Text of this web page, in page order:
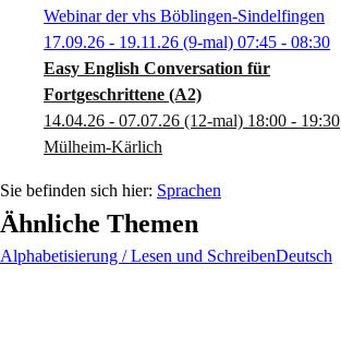
Easy English Conversation für
Fortgeschrittene (A2)
14.04.26 - 07.07.26 (12-mal) 18:00 - 19:30
Mülheim-Kärlich
Webinar der vhs Böblingen-Sindelfingen
17.09.26 - 19.11.26 (9-mal) 07:45 - 08:30
Sprachen
Ähnliche Themen
Alphabetisierung / Lesen und SchreibenDeutsch